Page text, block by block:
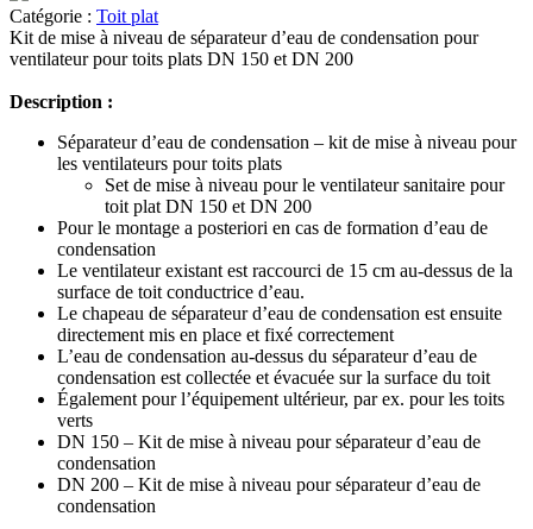
Catégorie : Toit plat
Kit de mise à niveau de séparateur d’eau de condensation pour
ventilateur pour toits plats DN 150 et DN 200
Description :
Séparateur d’eau de condensation – kit de mise à niveau pour
les ventilateurs pour toits plats
Set de mise à niveau pour le ventilateur sanitaire pour
toit plat DN 150 et DN 200
Pour le montage a posteriori en cas de formation d’eau de
condensation
Le ventilateur existant est raccourci de 15 cm au-dessus de la
surface de toit conductrice d’eau.
Le chapeau de séparateur d’eau de condensation est ensuite
directement mis en place et fixé correctement
L’eau de condensation au-dessus du séparateur d’eau de
condensation est collectée et évacuée sur la surface du toit
Également pour l’équipement ultérieur, par ex. pour les toits
verts
DN 150 – Kit de mise à niveau pour séparateur d’eau de
condensation
DN 200 – Kit de mise à niveau pour séparateur d’eau de
condensation